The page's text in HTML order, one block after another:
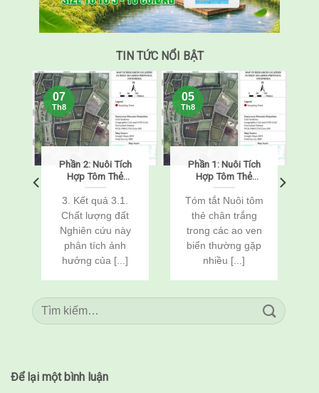
TIN TỨC NỔI BẬT
Phần 2: Nuôi Tích
Hợp Tôm Thẻ
Chân Trắng
(Penaeus
vannamei) Và Cá
Rô Phi
(Oreochromis
niloticus) Thông
Qua Cải Tạo Đất
3. Kết quả 3.1.
Chất lượng đất
Nghiên cứu này
phân tích ảnh
hưởng của [...]
07
Th8
Phần 1: Nuôi Tích
Hợp Tôm Thẻ
Chân Trắng
(Penaeus
vannamei) Và Cá
Rô Phi
(Oreochromis
niloticus) Thông
Qua Cải Tạo Đất
Tóm tắt Nuôi tôm
thẻ chân trắng
trong các ao ven
biển thường gặp
nhiều [...]
05
Th8
Để lại một bình luận